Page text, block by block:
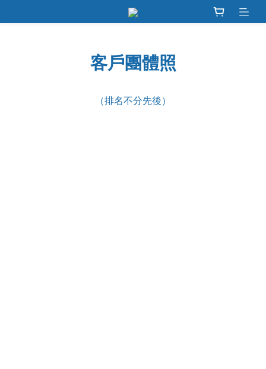
客戶團體照
（排名不分先後）